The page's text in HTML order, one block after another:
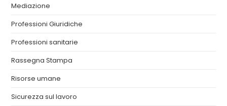
Mediazione
Professioni Giuridiche
Professioni sanitarie
Rassegna Stampa
Risorse umane
Sicurezza sul lavoro